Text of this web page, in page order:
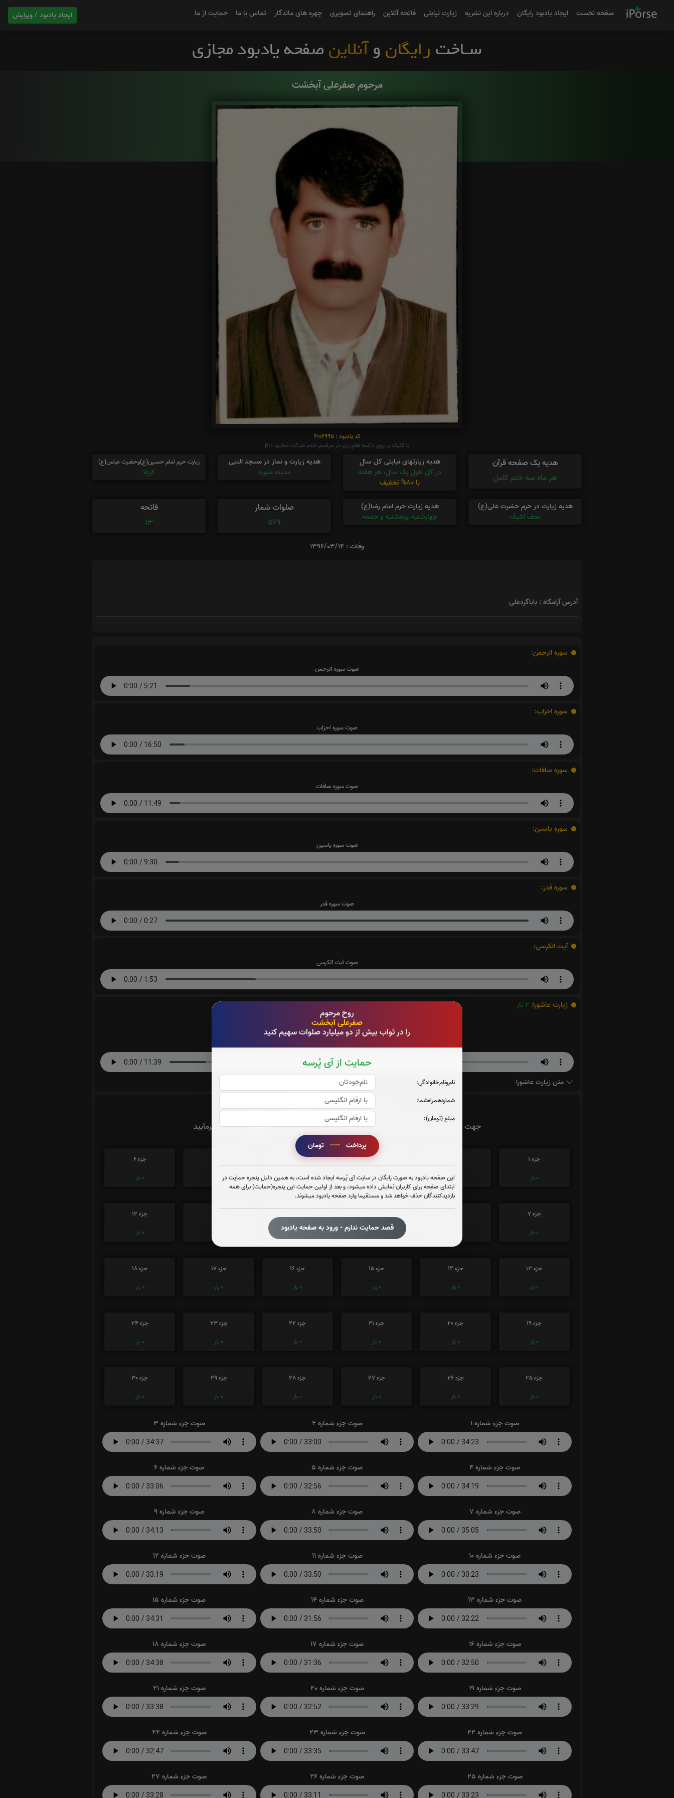
ایجاد یادبود / ویرایش صفحه نخست ایجاد یادبود رایگان درباره این نشریه زیارت نیابتی فاتحه آنلاین راهنمای تصویری چهره های ماندگار تماس با ما حمایت از ما
روح مرحوم
صفرعلی آبخشت
را در ثواب بیش از دو میلیارد صلوات سهیم کنید
حمایت از آی پُرسه
نام‌و‌نام‌خانوادگی:
شماره‌همراه‌شما:
مبلغ (تومان):
پرداخت ---- تومان
این صفحه یادبود به صورت رایگان در سایت آی پُرسه ایجاد شده است، به همین دلیل پنجره حمایت در
ابتدای صفحه برای کاربران نمایش داده میشود، و بعد از اولین حمایت این پنجره(حمایت) برای همه
بازدیدکنندگان حذف خواهد شد و مستقیما وارد صفحه یادبود میشوند.
قصد حمایت ندارم - ورود به صفحه یادبود
مرحوم صفرعلی آبخشت
کد یادبود : 6106995
با کلیک بر روی دکمه های زیر،در مراسم ختم شرکت نمایید p:0
هدیه یک صفحه قرآن
هر ماه سه ختم کامل
هدیه زیارتهای نیابتی کل سال
در کل طول یک سال، هر هفته
با 80% تخفیف
هدیه زیارت و نماز در مسجد النبی
مدینه منوره
زیارت حرم امام حسین(ع)وحضرت عباس(ع)
کربلا
هدیه زیارت در حرم حضرت علی(ع)
نجف اشرف
هدیه زیارت حرم امام رضا(ع)
چهارشنبه،پنجشنبه و جمعه
صلوات شمار
569
فاتحه
13
وفات : 1396/03/14
آدرس آرامگاه : باباگردعلی
سوره الرحمن:
صوت سوره الرحمن
سوره احزاب:
صوت سوره احزاب
سوره صافات:
صوت سوره صافات
سوره یاسین:
صوت سوره یاسین
سوره قدر:
صوت سوره قدر
آیت الکرسی:
صوت آیت الکرسی
زیارت عاشورا: 2 بار
قرائت زیارت عاشورا را تقبل میکنم
صوت زیارت عاشورا - فانی
متن زیارت عاشورا
تعداد دفعات ختم قران: 0
بار
جهت تسریع در ختم قرآن کریم پیشنهاد میشود حضرتعالی جزء شماره
1 را قرائت بفرمایید
جزء 1
0 بار بار
جزء 3
0 بار
جزء 4
0بار
0
جزء 6
0 بار
جزء 7
0 بار بار
0 بار
جزء 12
0 بار
جزء 13
0 بار
جزء 14
0 بار
جزء 15
0 بار
جزء 16
0 بار
جزء 17
0 بار
جزء 18
0 بار
جزء 19
0 بار
جزء 20
0 بار
جزء 21
0 بار
جزء 22
0 بار
جزء 23
0 بار
جزء 24
0 بار
جزء 25
0 بار
جزء 26
0 بار
جزء 27
0 بار
جزء 28
0 بار
جزء 29
0 بار
جزء 30
0 بار
صوت جزء شماره 1 صوت جزء شماره 2 صوت جزء شماره 3
صوت جزء شماره 4 صوت جزء شماره 5 صوت جزء شماره 6
صوت جزء شماره 7 صوت جزء شماره 8 صوت جزء شماره 9
صوت جزء شماره 10 صوت جزء شماره 11 صوت جزء شماره 12
صوت جزء شماره 13 صوت جزء شماره 14 صوت جزء شماره 15
صوت جزء شماره 16 صوت جزء شماره 17 صوت جزء شماره 18
صوت جزء شماره 19 صوت جزء شماره 20 صوت جزء شماره 21
صوت جزء شماره 22 صوت جزء شماره 23 صوت جزء شماره 24
صوت جزء شماره 25 صوت جزء شماره 26 صوت جزء شماره 27